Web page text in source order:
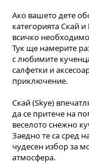
Ако вашето дете
категорията Скай
всичко
Тук ще намерите
с любимите
салфетки и
приключение.
Скай (Skye)
да се притече на
веселото снежно
Заедно те са сред
чудесен избор за
атмосфера.